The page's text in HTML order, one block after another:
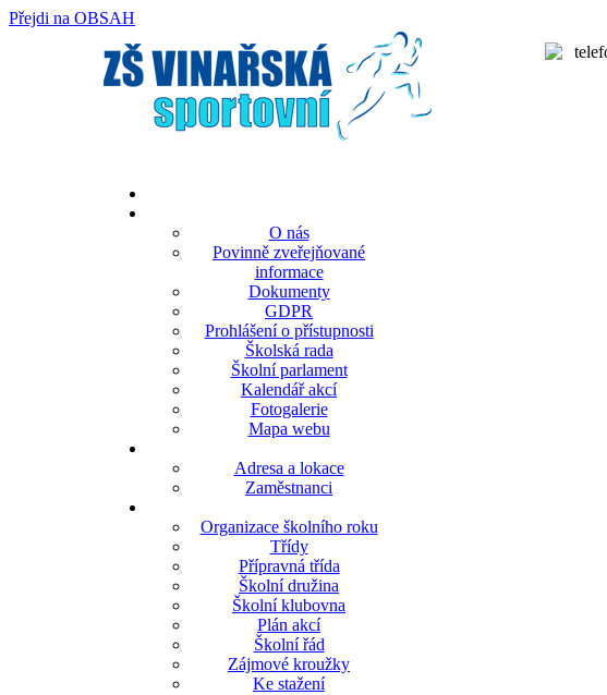
Přejdi na OBSAH
O nás
Povinně zveřejňované
informace
Dokumenty
GDPR
Prohlášení o přístupnosti
Školská rada
Školní parlament
Kalendář akcí
Fotogalerie
Mapa webu
Adresa a lokace
Zaměstnanci
Organizace školního roku
Třídy
Přípravná třída
Školní družina
Školní klubovna
Plán akcí
Školní řád
Zájmové kroužky
Ke stažení
rok
měsíc
rok
měsíc